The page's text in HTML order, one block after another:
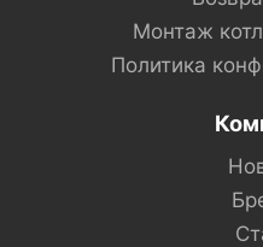
Монтаж
Политика